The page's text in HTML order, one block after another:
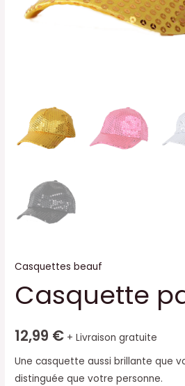
Casquettes beauf
Casquette
12,99 € + Livraison gratuite
Une casquette aussi brillante que
distinguée que votre personne.